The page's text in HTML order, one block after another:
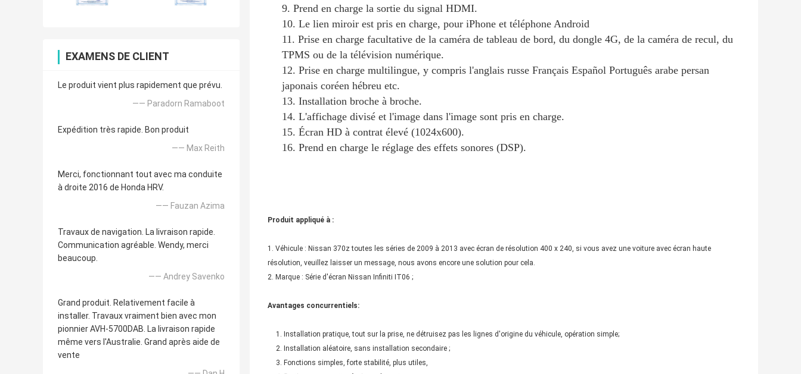
EXAMENS DE CLIENT
Le produit vient plus rapidement que prévu.
—— Paradorn Ramaboot
Expédition très rapide. Bon produit
—— Max Reith
Merci, fonctionnant tout avec ma conduite
à droite 2016 de Honda HRV.
—— Fauzan Azima
Travaux de navigation. La livraison rapide.
Communication agréable. Wendy, merci
beaucoup.
—— Andrey Savenko
Grand produit. Relativement facile à
installer. Travaux vraiment bien avec mon
pionnier AVH-5700DAB. La livraison rapide
même vers l'Australie. Grand après aide de
vente
9. Prend en charge la sortie du signal HDMI.
10. Le lien miroir est pris en charge, pour iPhone et téléphone Android
11. Prise en charge facultative de la caméra de tableau de bord, du dongle 4G, de la caméra de recul, du
TPMS ou de la télévision numérique.
12. Prise en charge multilingue, y compris l'anglais russe Français Español Português arabe persan
japonais coréen hébreu etc.
13. Installation broche à broche.
14. L'affichage divisé et l'image dans l'image sont pris en charge.
15. Écran HD à contrat élevé (1024x600).
16. Prend en charge le réglage des effets sonores (DSP).
Produit appliqué à :
1. Véhicule : Nissan 370z toutes les séries de 2009 à 2013 avec écran de résolution 400 x 240, si vous avez une voiture avec écran haute
résolution, veuillez laisser un message, nous avons encore une solution pour cela.
2. Marque : Série d'écran Nissan Infiniti IT06 ;
Avantages concurrentiels:
1. Installation pratique, tout sur la prise, ne détruisez pas les lignes d'origine du véhicule, opération simple;
2. Installation aléatoire, sans installation secondaire ;
3. Fonctions simples, forte stabilité, plus utiles,